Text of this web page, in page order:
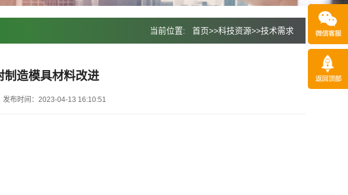
当前位置: 首页>>科技资源>>技术需求
制造模具材料改进
发布时间：2023-04-13 16:10:51